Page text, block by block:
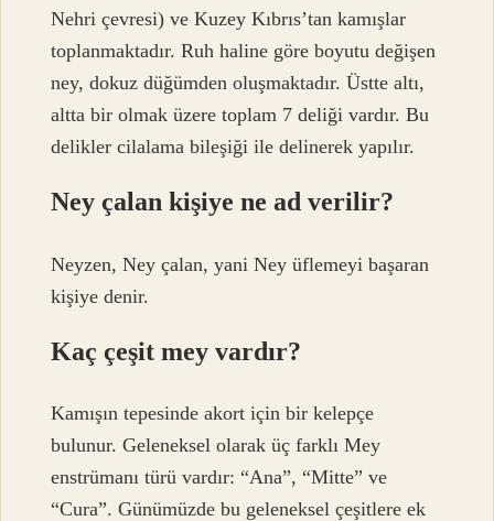
Nehri çevresi) ve Kuzey Kıbrıs’tan kamışlar
toplanmaktadır. Ruh haline göre boyutu değişen
ney, dokuz düğümden oluşmaktadır. Üstte altı,
altta bir olmak üzere toplam 7 deliği vardır. Bu
delikler cilalama bileşiği ile delinerek yapılır.
Ney çalan kişiye ne ad verilir?
Neyzen, Ney çalan, yani Ney üflemeyi başaran
kişiye denir.
Kaç çeşit mey vardır?
Kamışın tepesinde akort için bir kelepçe
bulunur. Geleneksel olarak üç farklı Mey
enstrümanı türü vardır: “Ana”, “Mitte” ve
“Cura”. Günümüzde bu geleneksel çeşitlere ek